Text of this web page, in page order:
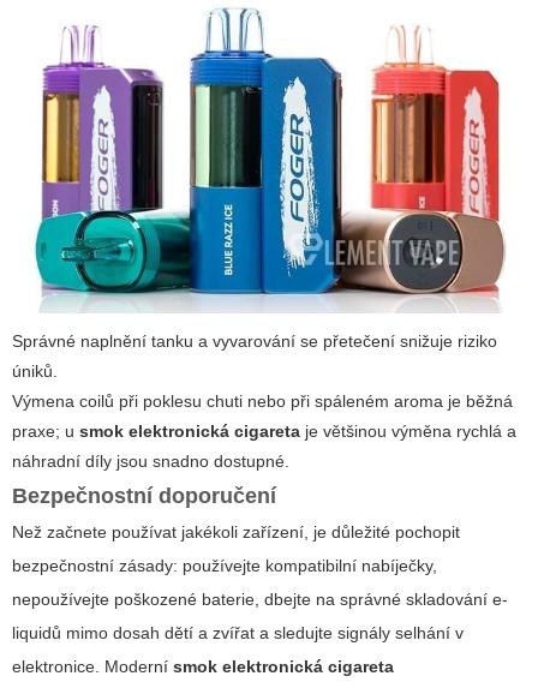
Správné naplnění tanku a vyvarování se přetečení snižuje riziko
úniků.
Výmena coilů při poklesu chuti nebo při spáleném aroma je běžná
praxe; u smok elektronická cigareta je většinou výměna rychlá a
náhradní díly jsou snadno dostupné.
Bezpečnostní doporučení
Než začnete používat jakékoli zařízení, je důležité pochopit
bezpečnostní zásady: používejte kompatibilní nabíječky,
nepoužívejte poškozené baterie, dbejte na správné skladování e-
liquidů mimo dosah dětí a zvířat a sledujte signály selhání v
elektronice. Moderní smok elektronická cigareta